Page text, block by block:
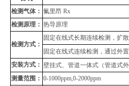
检测气体： 氟里昂 Rx
检测原理： 热导原理
检测方式：
固定在线式长期连续检测，扩
固定在线式连续检测，通过外
安装方式： 壁挂式、管道一体式（管道式
测量范围： 0-1000ppm,0-2000ppm